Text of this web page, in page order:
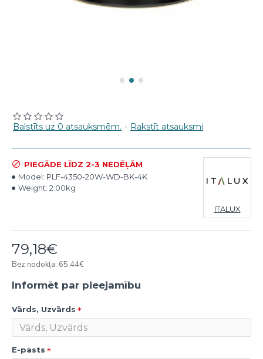
Balstīts uz 0 atsauksmēm. - Rakstīt atsauksmi
79,18€
Bez nodokļa: 65,44€
PIEGĀDE LĪDZ 2-3 NEDĒĻĀM
Model: PLF-4350-20W-WD-BK-4K
Weight: 2.00kg
ITALUX
Informēt par pieejamību
Vārds, Uzvārds
E-pasts